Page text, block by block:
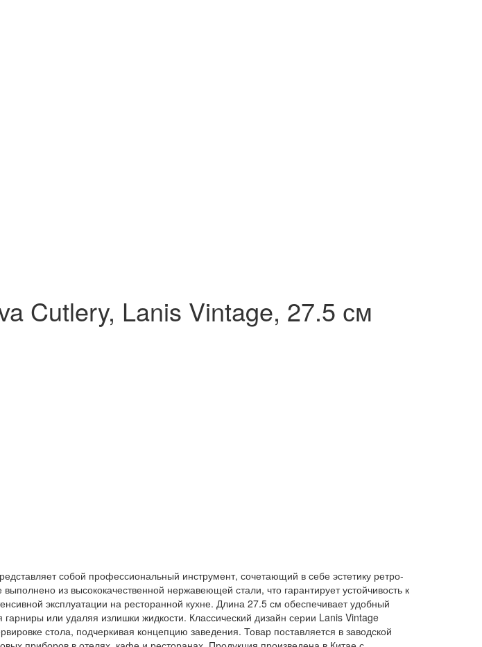
Cutlery, Lanis Vintage, 27.5 см
собой профессиональный инструмент, сочетающий в себе эстетику ретро-
из высококачественной нержавеющей стали, что гарантирует устойчивость к
эксплуатации на ресторанной кухне. Длина 27.5 см обеспечивает удобный
или удаляя излишки жидкости. Классический дизайн серии Lanis Vintage
стола, подчеркивая концепцию заведения. Товар поставляется в заводской